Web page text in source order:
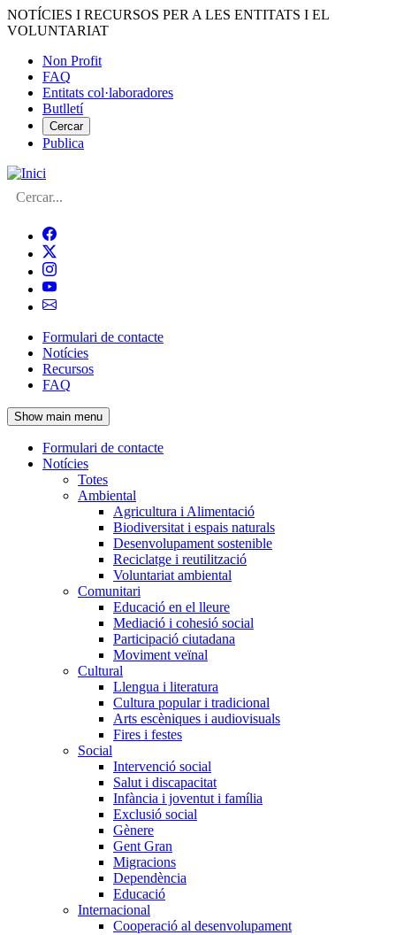
Vés
al
NOTÍCIES I RECURSOS PER A LES ENTITATS I EL
VOLUNTARIAT
Menú
del
compte
d'usuari
Non Profit
FAQ
Entitats col·laboradores
Butlletí
Cercar
Publica
Cerca
Navegació
principal
de
l'encapçalament
Formulari de contacte
Notícies
Recursos
FAQ
Show main menu
Navegació
principal
Formulari de contacte
Notícies
Totes
Ambiental
Agricultura i Alimentació
Biodiversitat i espais naturals
Desenvolupament sostenible
Reciclatge i reutilització
Voluntariat ambiental
Comunitari
Educació en el lleure
Mediació i cohesió social
Participació ciutadana
Moviment veïnal
Cultural
Llengua i literatura
Cultura popular i tradicional
Arts escèniques i audiovisuals
Fires i festes
Social
Intervenció social
Salut i discapacitat
Infància i joventut i família
Exclusió social
Gènere
Gent Gran
Migracions
Dependència
Educació
Internacional
Cooperació al desenvolupament